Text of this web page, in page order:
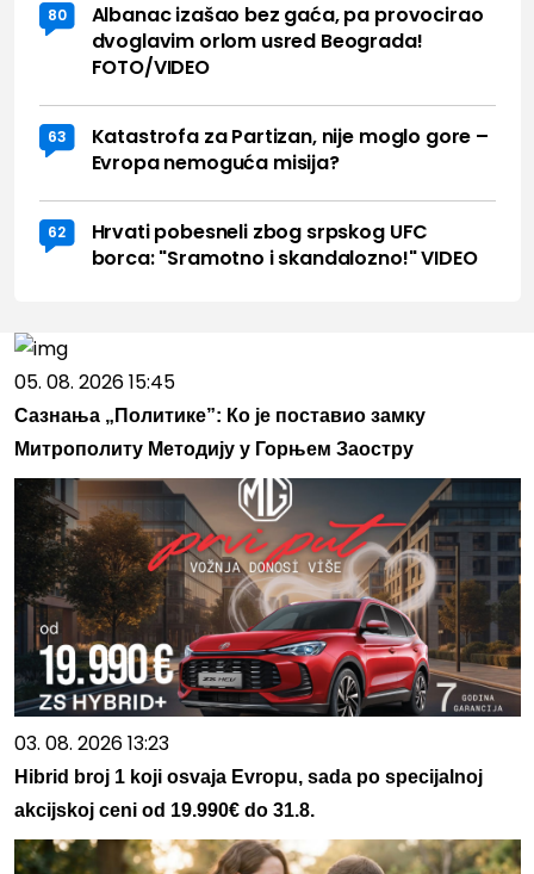
80
Albanac izašao bez gaća, pa provocirao
dvoglavim orlom usred Beograda!
FOTO/VIDEO
63
Katastrofa za Partizan, nije moglo gore –
Evropa nemoguća misija?
62
Hrvati pobesneli zbog srpskog UFC
borca: "Sramotno i skandalozno!" VIDEO
05. 08. 2026 15:45
Сазнања „Политике”: Ко је поставио замку
Митрополиту Методију у Горњем Заостру
03. 08. 2026 13:23
Hibrid broj 1 koji osvaja Evropu, sada po specijalnoj
akcijskoj ceni od 19.990€ do 31.8.